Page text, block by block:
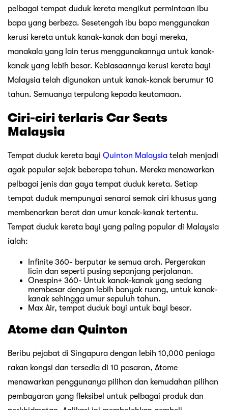
pelbagai tempat duduk kereta mengikut permintaan ibu
bapa yang berbeza. Sesetengah ibu bapa menggunakan
kerusi kereta untuk kanak-kanak dan bayi mereka,
manakala yang lain terus menggunakannya untuk kanak-
kanak yang lebih besar. Kebiasaannya kerusi kereta bayi
Malaysia telah digunakan untuk kanak-kanak berumur 10
tahun. Semuanya terpulang kepada keutamaan.
Ciri-ciri terlaris Car Seats
Malaysia
Tempat duduk kereta bayi Quinton Malaysia telah menjadi
agak popular sejak beberapa tahun. Mereka menawarkan
pelbagai jenis dan gaya tempat duduk kereta. Setiap
tempat duduk mempunyai senarai semak ciri khusus yang
membenarkan berat dan umur kanak-kanak tertentu.
Tempat duduk kereta bayi yang paling popular di Malaysia
ialah:
Infinite 360- berputar ke semua arah. Pergerakan
licin dan seperti pusing sepanjang perjalanan.
Onespin+ 360- Untuk kanak-kanak yang sedang
membesar dengan lebih banyak ruang, untuk kanak-
kanak sehingga umur sepuluh tahun.
Max Air, tempat duduk bayi untuk bayi besar.
Atome dan Quinton
Beribu pejabat di Singapura dengan lebih 10,000 peniaga
rakan kongsi dan tersedia di 10 pasaran, Atome
menawarkan penggunanya pilihan dan kemudahan pilihan
pembayaran yang fleksibel untuk pelbagai produk dan